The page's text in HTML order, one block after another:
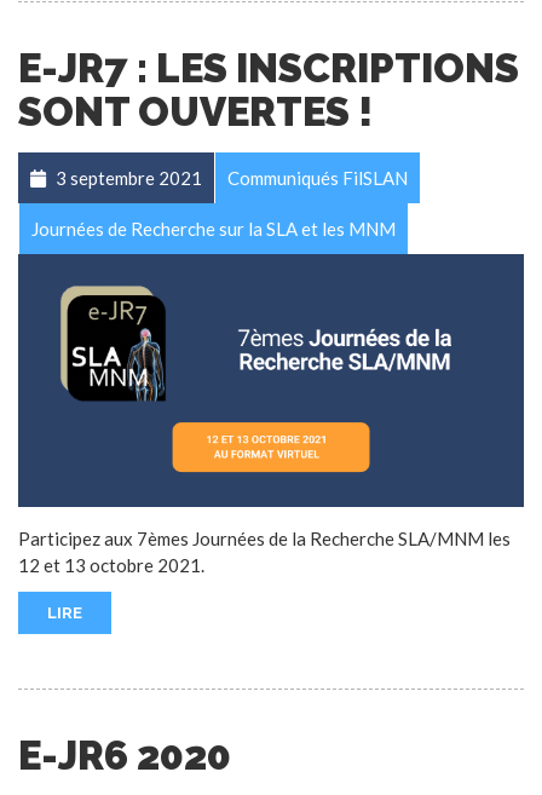
E-JR7 : LES INSCRIPTIONS
SONT OUVERTES !
3 septembre 2021 Communiqués FilSLAN
Journées de Recherche sur la SLA et les MNM
Participez aux 7èmes Journées de la Recherche SLA/MNM les
12 et 13 octobre 2021.
LIRE
E-JR6 2020